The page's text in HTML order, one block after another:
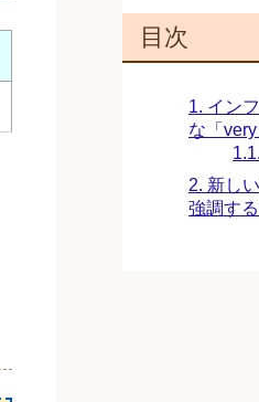
目次
1. イン
な「very
1.1.
2. 新し
強調す